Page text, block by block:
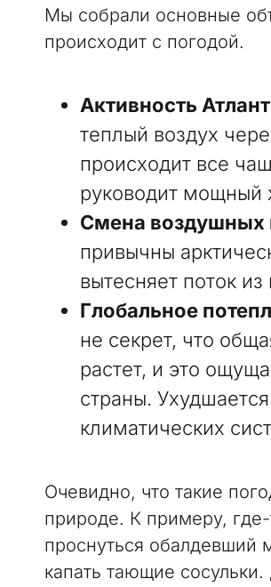
Мы собрали основные
происходит с погодой.
Активность
теплый воздух
происходит все
руководит мощный
Смена воздушных
привычны
вытесняет поток
Глобальное
не секрет, что
растет, и это
страны.
климатических
Очевидно, что такие
природе. К примеру,
проснуться обалдевший
капать тающие